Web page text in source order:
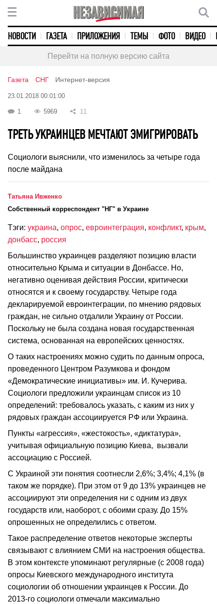
НОВОСТИ ГАЗЕТА ПРИЛОЖЕНИЯ ТЕМЫ ФОТО ВИДЕО
Перейти на полную версию сайта
Газета СНГ Интернет-версия
23.01.2018 00:01:00
1 5969 11
ТРЕТЬ УКРАИНЦЕВ МЕЧТАЮТ ЭМИГРИРОВАТЬ
Социологи выяснили, что изменилось за четыре года
после майдана
Татьяна Ивженко
Cобственный корреспондент "НГ" в Украине
Тэги: украина, опрос, евроинтеграция, конфликт, крым,
донбасс, россия
Большинство украинцев разделяют позицию власти
относительно Крыма и ситуации в Донбассе. Но,
негативно оценивая действия России, критически
относятся и к своему государству. Четыре года
декларируемой евроинтеграции, по мнению рядовых
граждан, не сильно отдалили Украину от России.
Поскольку не была создана новая государственная
система, основанная на европейских ценностях.
О таких настроениях можно судить по данным опроса,
проведенного Центром Разумкова и фондом
«Демократические инициативы» им. И. Кучерива.
Социологи предложили украинцам список из 10
определений: требовалось указать, с каким из них у
рядовых граждан ассоциируется РФ или Украина.
Пункты «агрессия», «жестокость», «диктатура»,
учитывая официальную позицию Киева, вызвали
ассоциацию с Россией.
С Украиной эти понятия соотнесли 2,6%; 3,4%; 4,1% (в
таком же порядке). При этом от 9 до 13% украинцев не
ассоциируют эти определения ни с одним из двух
государств или, наоборот, с обоими сразу. До 15%
опрошенных не определились с ответом.
Такое распределение ответов некоторые эксперты
связывают с влиянием СМИ на настроения общества.
В этом контексте упоминают регулярные (с 2008 года)
опросы Киевского международного института
социологии об отношении украинцев к России. До
2013-го социологи отмечали максимально